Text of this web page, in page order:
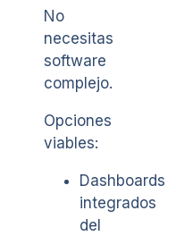
No
necesitas
software
complejo.
Opciones
viables:
Dashboards
integrados
del